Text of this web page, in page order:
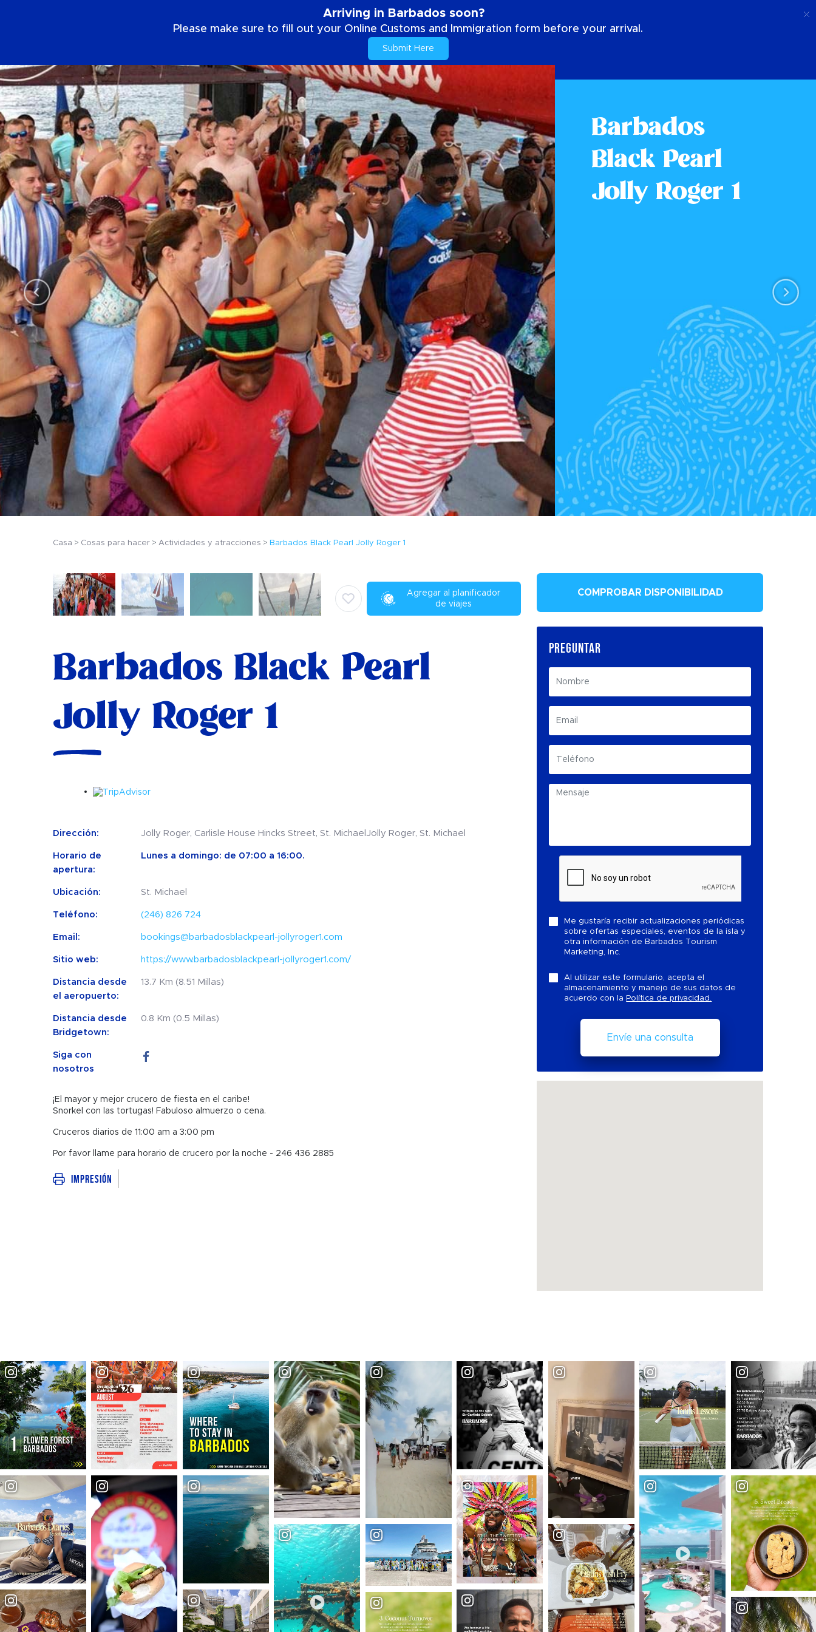
Arriving in Barbados soon?
Please make sure to fill out your Online Customs and Immigration form before your arrival.
Submit Here
Barbados
Black Pearl
Jolly Roger 1
Casa Cosas para hacer Actividades y atracciones Barbados Black Pearl Jolly Roger 1
Agregar al planificador
de viajes
Barbados Black Pearl
Jolly Roger 1
Dirección: Jolly Roger, Carlisle House Hincks Street, St. MichaelJolly Roger, St. Michael
Horario de
apertura:
Lunes a domingo: de 07:00 a 16:00.
Ubicación: St. Michael
Teléfono: (246) 826 724
Email: bookings@barbadosblackpearl-jollyroger1.com
Sitio web: https://www.barbadosblackpearl-jollyroger1.com/
Distancia desde
el aeropuerto:
13.7 Km (8.51 Millas)
Distancia desde
Bridgetown:
0.8 Km (0.5 Millas)
Siga con
nosotros
¡El mayor y mejor crucero de fiesta en el caribe!
Snorkel con las tortugas! Fabuloso almuerzo o cena.
Cruceros diarios de 11:00 am a 3:00 pm
Por favor llame para horario de crucero por la noche - 246 436 2885
Impresión
COMPROBAR DISPONIBILIDAD
PREGUNTAR
Me gustaría recibir actualizaciones periódicas
sobre ofertas especiales, eventos de la isla y
otra información de Barbados Tourism
Marketing, Inc.
Al utilizar este formulario, acepta el
almacenamiento y manejo de sus datos de
acuerdo con la Política de privacidad.